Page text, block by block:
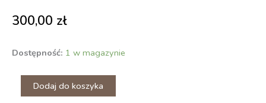
300,00 zł
Dostępność: 1 w magazynie
ilość
Multigroom
Series
7000
Dodaj do koszyka